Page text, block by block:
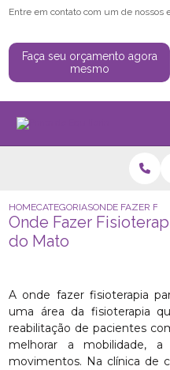
Entre em contato com um de nossos
Faça seu orçamento agora
mesmo
HOMECATEGORIASONDE FAZER
Onde Fazer
do Mato
A onde fazer fisioterapia
uma área da fisioterapia
reabilitação de pacientes
melhorar a mobilidade,
movimentos. Na clínica de